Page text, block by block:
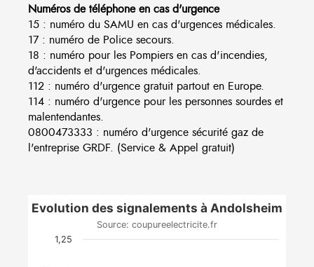
Numéros de téléphone en cas d'urgence
15 : numéro du SAMU en cas d'urgences médicales.
17 : numéro de Police secours.
18 : numéro pour les Pompiers en cas d'incendies,
d'accidents et d'urgences médicales.
112 : numéro d'urgence gratuit partout en Europe.
114 : numéro d'urgence pour les personnes sourdes et
malentendantes.
0800473333 : numéro d'urgence sécurité gaz de
l'entreprise GRDF. (Service & Appel gratuit)
Evolution des signalements à Andolsheim
Source: coupureelectricite.fr
1,25